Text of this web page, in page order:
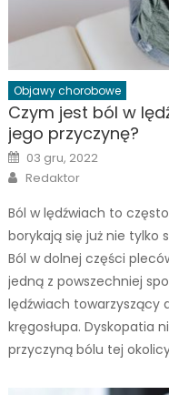
Objawy chorobowe
Czym jest ból w
jego przyczynę?
Posted
on
03 gru, 2022
Author
Redaktor
Ból w lędźwiach to
borykają się już nie tylko
Ból w dolnej części
jedną z powszechniej
lędźwiach towarzyszący
kręgosłupa. Dyskopatia
przyczyną bólu tej